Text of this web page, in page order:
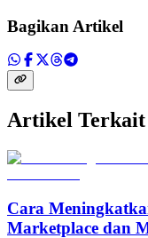
Bagikan Artikel
Artikel Terkait
Cara
Marketplace dan